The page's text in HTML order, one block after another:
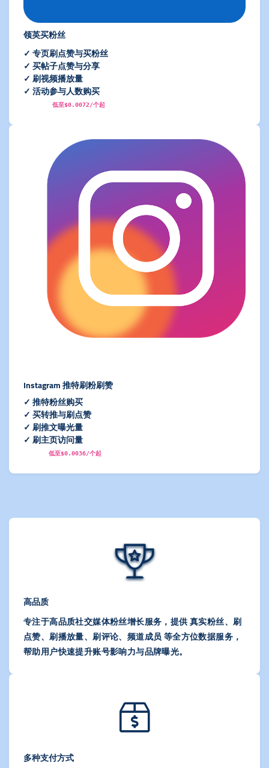
领英买粉丝
✓ 专页刷点赞与买粉丝
✓ 买帖子点赞与分享
✓ 刷视频播放量
✓ 活动参与人数购买
低至$0.0072/个起
Instagram 推特刷粉刷赞
✓ 推特粉丝购买
✓ 买转推与刷点赞
✓ 刷推文曝光量
✓ 刷主页访问量
低至$0.0036/个起
高品质
专注于高品质社交媒体粉丝增长服务，提供 真实粉丝、刷
点赞、刷播放量、刷评论、频道成员 等全方位数据服务，
帮助用户快速提升账号影响力与品牌曝光。
多种支付方式